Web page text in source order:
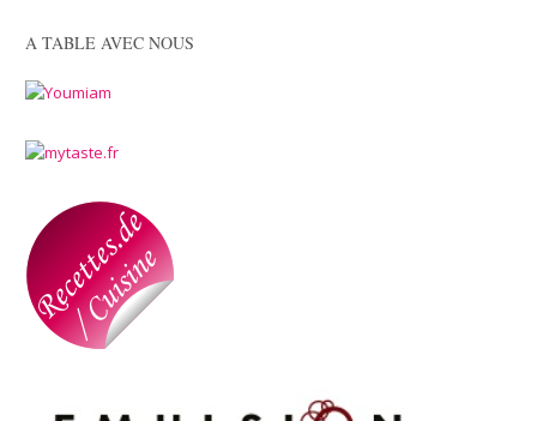
A TABLE AVEC NOUS